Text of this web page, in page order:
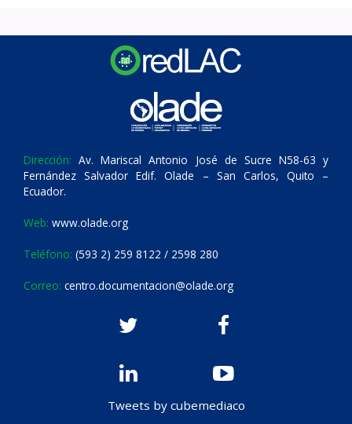
Dirección: Av. Mariscal Antonio José de Sucre N58-63 y
Fernández Salvador Edif. Olade – San Carlos, Quito –
Ecuador.
Web: www.olade.org
Teléfono: (593 2) 259 8122 / 2598 280
Correo: centro.documentacion@olade.org
Tweets by cubemediaco